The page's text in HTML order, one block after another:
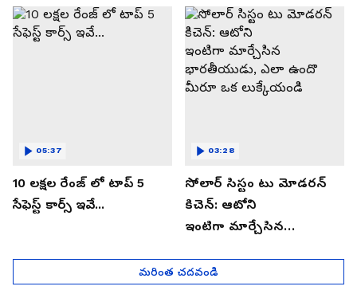
10 లక్షల రేంజ్ లో టాప్ 5
సేఫెస్ట్ కార్స్ ఇవే...
05:37
సోలార్ సిస్టం టు మోడరన్
కిచెన్: ఆటోని
ఇంటిగా మార్చేసిన
మీరూ ఒక లుక్కేయండి
03:28
మరింత చదవండి